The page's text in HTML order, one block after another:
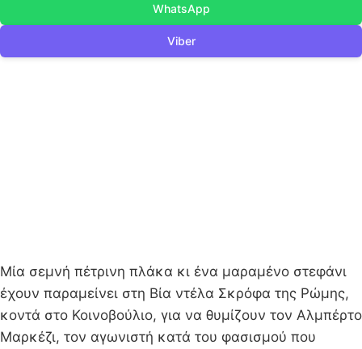
WhatsApp
Viber
Μία σεμνή πέτρινη πλάκα κι ένα μαραμένο στεφάνι
έχουν παραμείνει στη Βία ντέλα Σκρόφα της Ρώμης,
κοντά στο Κοινοβούλιο, για να θυμίζουν τον Αλμπέρτο
Μαρκέζι, τον αγωνιστή κατά του φασισμού που